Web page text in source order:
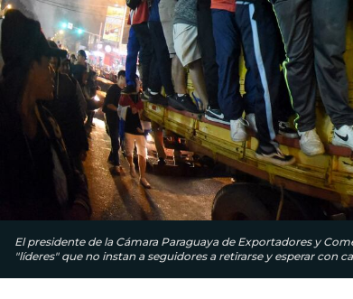
El presidente de la Cámara Paraguaya de Exportadores y
"líderes" que no instan a seguidores a retirarse y esperar con